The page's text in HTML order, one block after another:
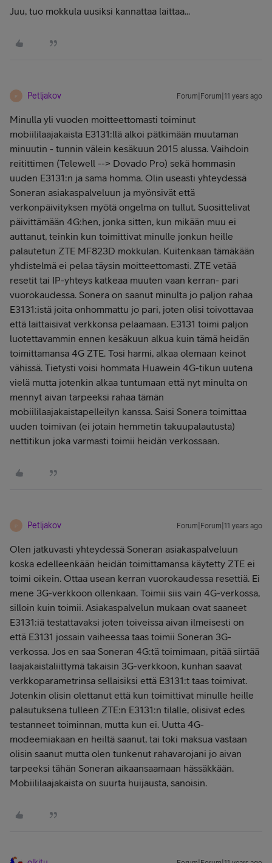
Juu, tuo mokkula uusiksi kannattaa laittaa...
P Petljakov Forum|Forum|11 years ago
Minulla yli vuoden moitteettomasti toiminut
mobiililaajakaista E3131:llä alkoi pätkimään muutaman
minuutin - tunnin välein kesäkuun 2015 alussa. Vaihdoin
reitittimen (Telewell --> Dovado Pro) sekä hommasin
uuden E3131:n ja sama homma. Olin useasti yhteydessä
Soneran asiakaspalveluun ja myönsivät että
verkonpäivityksen myötä ongelma on tullut. Suosittelivat
päivittämään 4G:hen, jonka sitten, kun mikään muu ei
auttanut, teinkin kun toimittivat minulle jonkun heille
palautetun ZTE MF823D mokkulan. Kuitenkaan tämäkään
yhdistelmä ei pelaa täysin moitteettomasti. ZTE vetää
resetit tai IP-yhteys katkeaa muuten vaan kerran- pari
vuorokaudessa. Sonera on saanut minulta jo paljon rahaa
E3131:istä joita onhommattu jo pari, joten olisi toivottavaa
että laittaisivat verkkonsa pelaamaan. E3131 toimi paljon
luotettavammin ennen kesäkuun alkua kuin tämä heidän
toimittamansa 4G ZTE. Tosi harmi, alkaa olemaan keinot
vähissä. Tietysti voisi hommata Huawein 4G-tikun uutena
vielä mutta jotenkin alkaa tuntumaan että nyt minulta on
mennyt aivan tarpeeksi rahaa tämän
mobiililaajakaistapelleilyn kanssa. Saisi Sonera toimittaa
uuden toimivan (ei jotain hemmetin takuupalautusta)
nettitikun joka varmasti toimii heidän verkossaan.
P Petljakov Forum|Forum|11 years ago
Olen jatkuvasti yhteydessä Soneran asiakaspalveluun
koska edelleenkään heidän toimittamansa käytetty ZTE ei
toimi oikein. Ottaa usean kerran vuorokaudessa resettiä. Ei
mene 3G-verkkoon ollenkaan. Toimii siis vain 4G-verkossa,
silloin kuin toimii. Asiakaspalvelun mukaan ovat saaneet
E3131:iä testattavaksi joten toiveissa aivan ilmeisesti on
että E3131 jossain vaiheessa taas toimii Soneran 3G-
verkossa. Jos en saa Soneran 4G:tä toimimaan, pitää siirtää
laajakaistaliittymä takaisin 3G-verkkoon, kunhan saavat
verkkoparametrinsa sellaisiksi että E3131:t taas toimivat.
Jotenkin olisin olettanut että kun toimittivat minulle heille
palautuksena tulleen ZTE:n E3131:n tilalle, olisivat edes
testanneet toiminnan, mutta kun ei. Uutta 4G-
modeemiakaan en heiltä saanut, tai toki maksua vastaan
olisin saanut mutta olen tunkenut rahavarojani jo aivan
tarpeeksi tähän Soneran aikaansaamaan hässäkkään.
Mobiililaajakaista on suurta huijausta, sanoisin.